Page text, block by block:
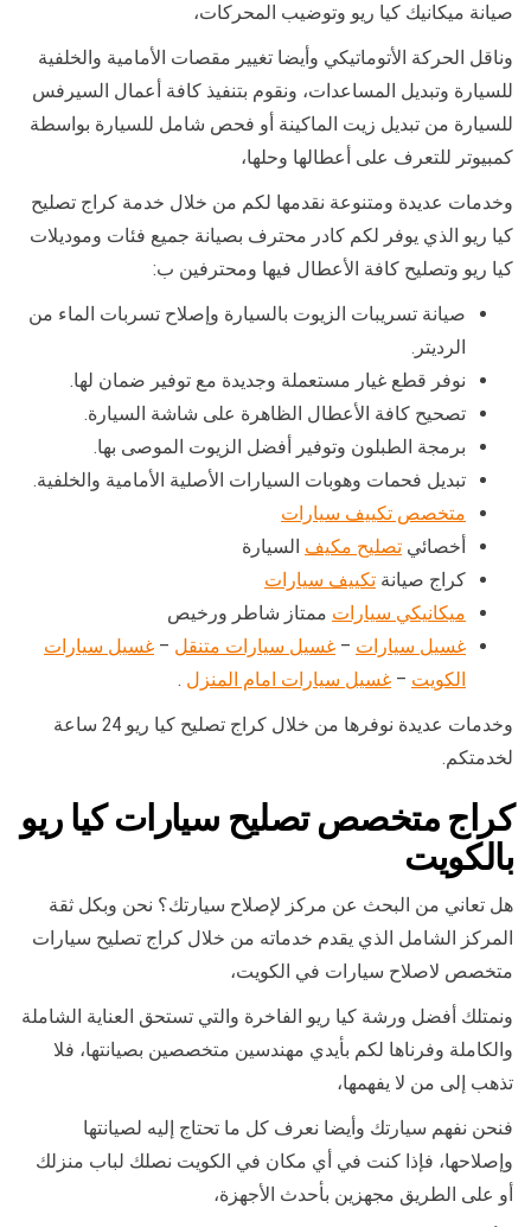
صيانة ميكانيك كيا ريو وتوضيب المحركات،
وناقل الحركة الأتوماتيكي وأيضا تغيير مقصات الأمامية والخلفية
للسيارة وتبديل المساعدات، ونقوم بتنفيذ كافة أعمال السيرفس
للسيارة من تبديل زيت الماكينة أو فحص شامل للسيارة بواسطة
كمبيوتر للتعرف على أعطالها وحلها،
وخدمات عديدة ومتنوعة نقدمها لكم من خلال خدمة كراج تصليح
كيا ريو الذي يوفر لكم كادر محترف بصيانة جميع فئات وموديلات
كيا ريو وتصليح كافة الأعطال فيها ومحترفين ب:
صيانة تسريبات الزيوت بالسيارة وإصلاح تسربات الماء من
الرديتر.
نوفر قطع غيار مستعملة وجديدة مع توفير ضمان لها.
تصحيح كافة الأعطال الظاهرة على شاشة السيارة.
برمجة الطبلون وتوفير أفضل الزيوت الموصى بها.
تبديل فحمات وهوبات السيارات الأصلية الأمامية والخلفية.
متخصص تكييف سيارات
أخصائي تصليح مكيف السيارة
كراج صيانة تكييف سيارات
ميكانيكي سيارات ممتاز شاطر ورخيص
غسيل سيارات – غسيل سيارات متنقل – غسيل سيارات
الكويت – غسيل سيارات امام المنزل .
وخدمات عديدة نوفرها من خلال كراج تصليح كيا ريو 24 ساعة
لخدمتكم.
كراج متخصص تصليح سيارات كيا ريو
بالكويت
هل تعاني من البحث عن مركز لإصلاح سيارتك؟ نحن وبكل ثقة
المركز الشامل الذي يقدم خدماته من خلال كراج تصليح سيارات
متخصص لاصلاح سيارات في الكويت،
ونمتلك أفضل ورشة كيا ريو الفاخرة والتي تستحق العناية الشاملة
والكاملة وفرناها لكم بأيدي مهندسين متخصصين بصيانتها، فلا
تذهب إلى من لا يفهمها،
فنحن نفهم سيارتك وأيضا نعرف كل ما تحتاج إليه لصيانتها
وإصلاحها، فإذا كنت في أي مكان في الكويت نصلك لباب منزلك
أو على الطريق مجهزين بأحدث الأجهزة،